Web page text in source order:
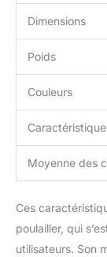
Dimensions
Poids
Couleurs
Moyenne des
Ces
poulailler, qui
utilisateurs. Son